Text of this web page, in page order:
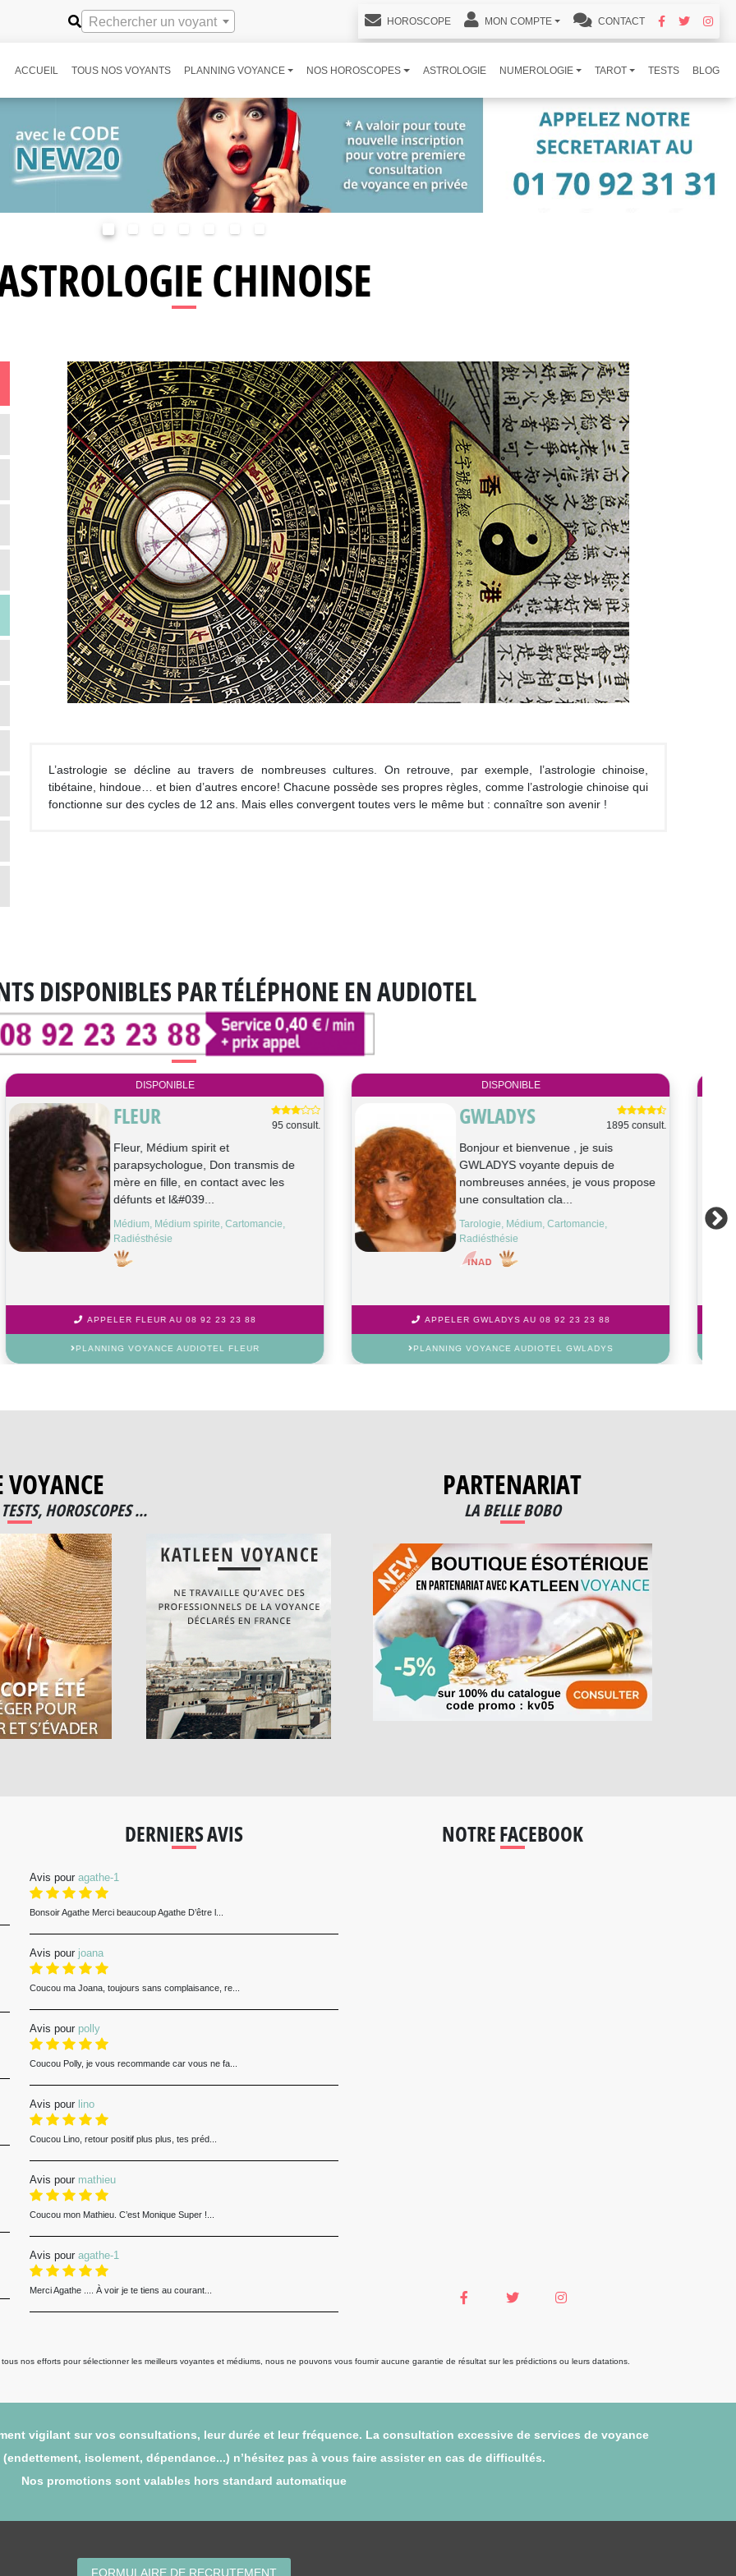
Rechercher un voyant HOROSCOPE MON COMPTE CONTACT
ACCUEIL TOUS NOS VOYANTS PLANNING VOYANCE NOS HOROSCOPES ASTROLOGIE NUMEROLOGIE TAROT TESTS BLOG
CHINOISE
L’astrologie se décline au travers de nombreuses cultures. On retrouve, par exemple, l’astrologie chinoise,
tibétaine, hindoue… et bien d’autres encore! Chacune possède ses propres règles, comme l’astrologie chinoise qui
fonctionne sur des cycles de 12 ans. Mais elles convergent toutes vers le même but : connaître son avenir !
DISPONIBLES PAR TÉLÉPHONE EN AUDIOTEL
DISPONIBLE
NEIGE 1104 consult.
Bonjour/Bonsoir, Je suis Neige, médium
cartomancienne. J’utilise divers oracles
(Belline, Chakra du coeur, Oracl...
Tarologie, Médium, Cartomancie
APPELER NEIGE AU 08 92 23 23 88
PLANNING VOYANCE AUDIOTEL NEIGE
DISPONIBLE
PIERRE 576 consult.
Bonjour, je suis Pierre voyant et
magnétiseur depuis l'adolescence, je
travaille aux ressentis, au pendu...
Médium, Radiésthésie
APPELER PIERRE AU 08 92 23 23 88
PLANNING VOYANCE AUDIOTEL PIERRE
VOYANCE
HOROSCOPES ...
PARTENARIAT
LA BELLE BOBO
DERNIERS AVIS
Avis pour agathe-1
Bonsoir Agathe Merci beaucoup Agathe D’être l...
Avis pour joana
Coucou ma Joana, toujours sans complaisance, re...
Avis pour polly
Coucou Polly, je vous recommande car vous ne fa...
Avis pour lino
Coucou Lino, retour positif plus plus, tes préd...
Avis pour mathieu
Coucou mon Mathieu. C’est Monique Super !...
Avis pour agathe-1
Merci Agathe .... À voir je te tiens au courant...
NOTRE FACEBOOK
nos efforts pour sélectionner les meilleurs voyantes et médiums, nous ne pouvons vous fournir aucune garantie de résultat sur les prédictions ou leurs datations.
vigilant sur vos consultations, leur durée et leur fréquence. La consultation excessive de services de voyance
isolement, dépendance...) n’hésitez pas à vous faire assister en cas de difficultés.
Nos promotions sont valables hors standard automatique
FORMULAIRE DE RECRUTEMENT